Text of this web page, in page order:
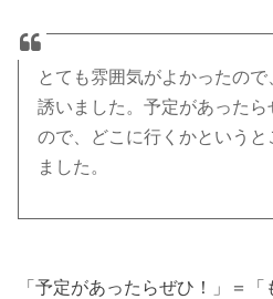
とても雰囲気がよかったの
誘いました。予定があった
ので、どこに行くかという
ました。
「予定があったらぜひ！」＝「